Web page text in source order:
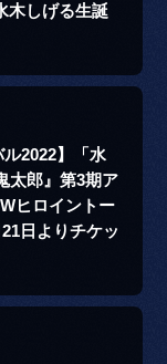
木しげる生誕
ル2022】「水
太郎』第3期ア
ヒロイントー
日よりチケッ